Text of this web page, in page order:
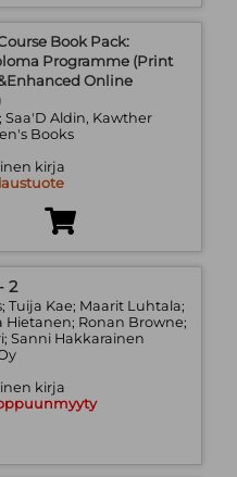
Book Pack:
Programme (Print
Online
Saa'D Aldin, Kawther
Books
kirja
2
Tuija Kae; Maarit Luhtala;
Hietanen; Ronan Browne;
Sanni Hakkarainen
kirja